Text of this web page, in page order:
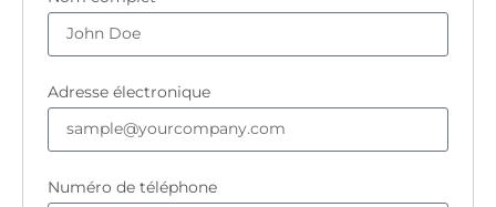
Adresse électronique
Numéro de téléphone